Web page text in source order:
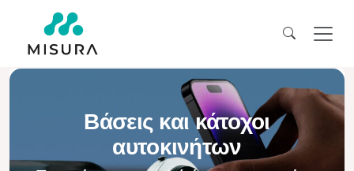
Βάσεις και κάτοχοι
αυτοκινήτων